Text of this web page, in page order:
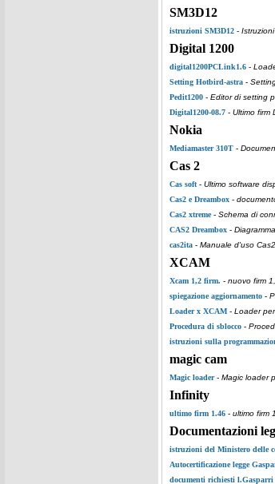
SM3D12
istruzioni SM3D12 -
Digital 1200
digital1200PCLink1.6 -
Setting Hotbird-astra -
Pedit1200 - Editor di setting
Digital1200-08.7 - Ultimo firm
Nokia
Mediamaster 310T -
Cas 2
Cas soft - Ultimo software
Cas2 e Dreambox -
Cas2 xtreme- Schema di
CAS2 Dreambox -
cas2ita - Manuale d'uso Cas2
XCAM
Xcam 1,2 firm. - nuovo firm
spiegazione aggiornamento -
Loader x XCAM - Loader
Procedura di sblocco -
istruzioni sulla
magic cam
Magic loader- Magic loader
Infinity
ultimo firm 1.46 - ultimo firm
Documentazioni
istruzioni del Ministero delle
Autocertificazione legge
documenti richiesti l.Gasparri